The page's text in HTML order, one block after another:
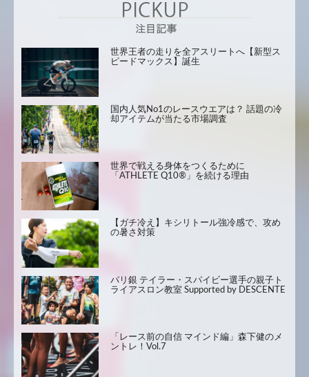
世界王者の走りを全アスリートへ【新型ス
ピードマックス】誕生
国内人気No1のレースウエアは？ 話題の冷
却アイテムが当たる市場調査
世界で戦える身体をつくるために
「ATHLETE Q10®」を続ける理由
【ガチ冷え】キシリトール強冷感で、攻め
の暑さ対策
パリ銀 テイラー・スパイビー選手の親子ト
ライアスロン教室 Supported by DESCENTE
「レース前の自信 マインド編」森下健のメ
ントレ！Vol.7